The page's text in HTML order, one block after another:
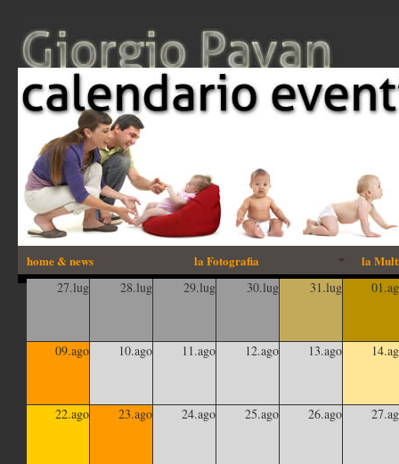
home & news la Fotografia
la
27.lug
28.lug 29.lug 30.lug 31.lug
09.ago 10.ago 11.ago 12.ago 13.ago
22.ago 23.ago 24.ago 25.ago 26.ago